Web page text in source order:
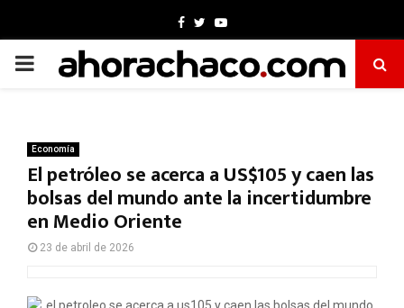
Facebook
TwitterYoutube
PRIMARY
Economía
El petróleo se acerca a US$105 y caen las
bolsas del mundo ante la incertidumbre
en Medio Oriente
23 de abril de 2026